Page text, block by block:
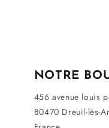
NOTRE
456 avenue louis
80470 Dreuil-lès-